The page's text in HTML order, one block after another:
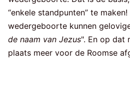
“enkele standpunten” te
wedergeboorte kunnen
de naam van Jezus". En op dat
plaats meer voor de Roomse